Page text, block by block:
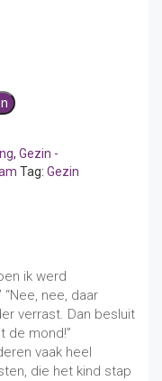
, Gezin -
Tag: Gezin
ik werd
nee, daar
verrast. Dan besluit
de mond!”
vaak heel
die het kind stap